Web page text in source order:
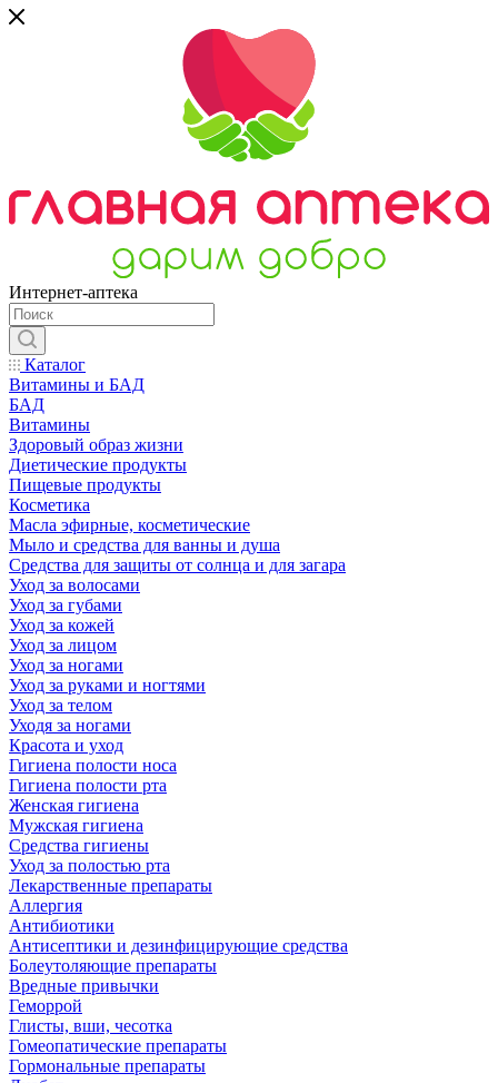
Интернет-аптека
Каталог
Витамины и БАД
БАД
Витамины
Здоровый образ жизни
Диетические продукты
Пищевые продукты
Косметика
Масла эфирные, косметические
Мыло и средства для ванны и душа
Средства для защиты от солнца и для загара
Уход за волосами
Уход за губами
Уход за кожей
Уход за лицом
Уход за ногами
Уход за руками и ногтями
Уход за телом
Уходя за ногами
Красота и уход
Гигиена полости носа
Гигиена полости рта
Женская гигиена
Мужская гигиена
Средства гигиены
Уход за полостью рта
Лекарственные препараты
Аллергия
Антибиотики
Антисептики и дезинфицирующие средства
Болеутоляющие препараты
Вредные привычки
Геморрой
Глисты, вши, чесотка
Гомеопатические препараты
Гормональные препараты